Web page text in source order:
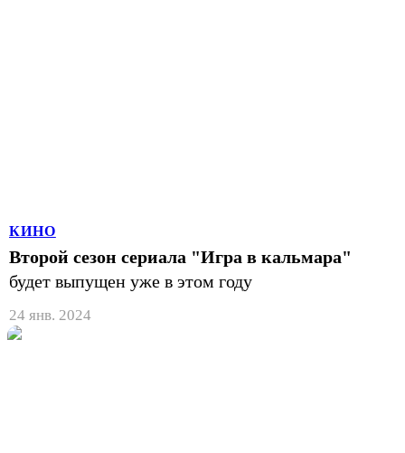
КИНО
Второй сезон сериала "Игра в кальмара"
будет выпущен уже в этом году
24 янв. 2024